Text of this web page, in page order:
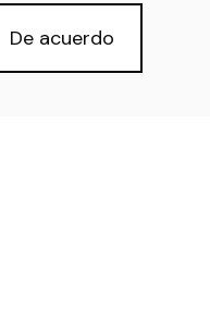
De acuerdo